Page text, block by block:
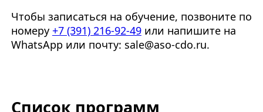
Чтобы записаться на обучение, позвоните по
номеру +7 (391) 216-92-49или напишите на
WhatsApp или почту: sale@aso-cdo.ru.
Список программ